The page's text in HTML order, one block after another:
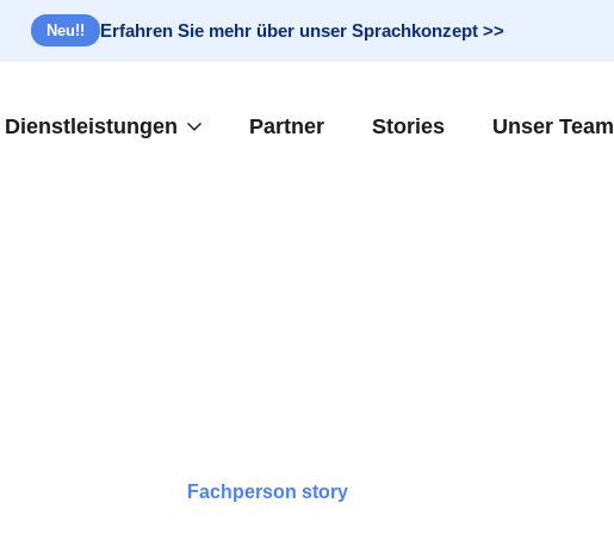
Neu!! Erfahren Sie mehr über unser Sprachkonzept >>
Dienstleistungen Partner Stories Unser Team
Fachperson story